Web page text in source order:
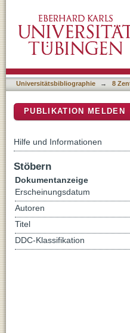
social power within
Universitätsbibliographie → 8
PUBLIKATION MELDEN
Hilfe und Informationen
Stöbern
Dokumentanzeige
Erscheinungsdatum
Autoren
Titel
DDC-Klassifikation